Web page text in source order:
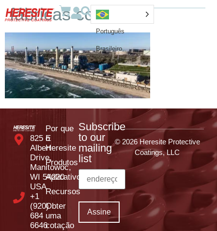
Português
Brasileiro
fábricas costeiras
825 E
Albert
Drive,
Manitowoc,
WI 54220
USA
+1
(920)
684
6646
Por que
o
Heresite
Produtos
Aplicativos
Recursos
Obter
uma
cotação
Subscribe
to our
mailing
list
© 2026 Heresite Protective
Coatings, LLC